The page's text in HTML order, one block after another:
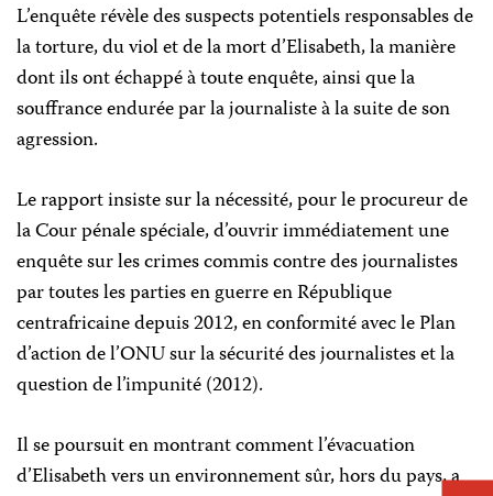
L’enquête révèle des suspects potentiels responsables de
la torture, du viol et de la mort d’Elisabeth, la manière
dont ils ont échappé à toute enquête, ainsi que la
souffrance endurée par la journaliste à la suite de son
agression.
Le rapport insiste sur la nécessité, pour le procureur de
la Cour pénale spéciale, d’ouvrir immédiatement une
enquête sur les crimes commis contre des journalistes
par toutes les parties en guerre en République
centrafricaine depuis 2012, en conformité avec le Plan
d’action de l’ONU sur la sécurité des journalistes et la
question de l’impunité (2012).
Il se poursuit en montrant comment l’évacuation
d’Elisabeth vers un environnement sûr, hors du pays, a